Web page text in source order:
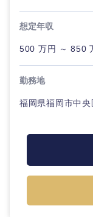
想定年収
500 万円 ～ 850
勤務地
福岡県福岡市中